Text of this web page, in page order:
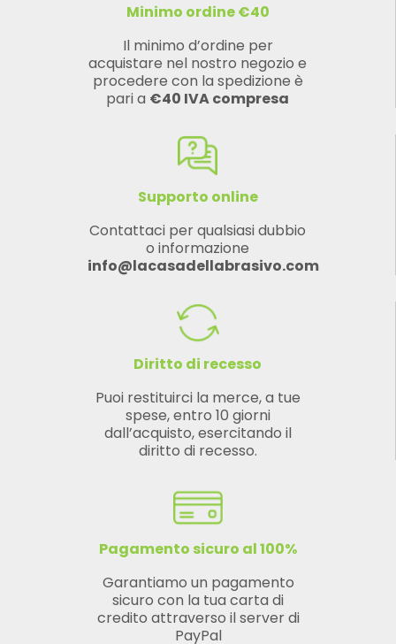
Minimo ordine €40
Il minimo d’ordine per
acquistare nel nostro negozio e
procedere con la spedizione è
pari a €40 IVA compresa
Supporto online
Contattaci per qualsiasi dubbio
o informazione
info@lacasadellabrasivo.com
Diritto di recesso
Puoi restituirci la merce, a tue
spese, entro 10 giorni
dall’acquisto, esercitando il
diritto di recesso.
Pagamento sicuro al 100%
Garantiamo un pagamento
sicuro con la tua carta di
credito attraverso il server di
PayPal